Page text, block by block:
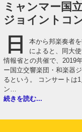
ミャンマー国
ジョイントコ
日
本から邦楽奏者
によると、同大
情報省との共催で、2019
ー国立交響楽団・和楽器
るという。 コンサートは
ン…
続きを読む...